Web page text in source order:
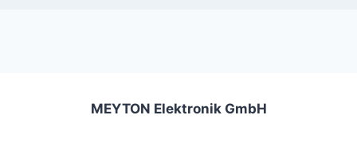
MEYTON Elektronik GmbH